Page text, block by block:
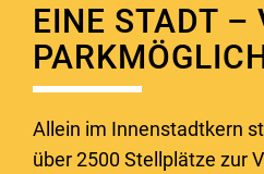
EINE STADT –
Allein im Innenstadtkern
über 2500 Stellplätze zur